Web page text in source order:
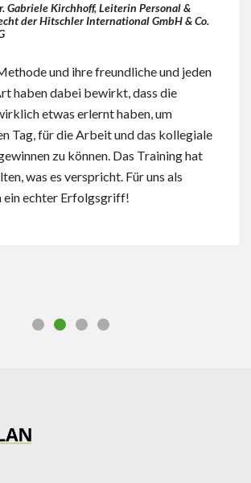
Gabriele Kirchhoff, Leiterin Personal &
der Hitschler International GmbH & Co.
und ihre freundliche und jeden
haben dabei bewirkt, dass die
etwas erlernt haben, um
Tag, für die Arbeit und das kollegiale
zu können. Das Training hat
was es verspricht. Für uns als
ein echter Erfolgsgriff!